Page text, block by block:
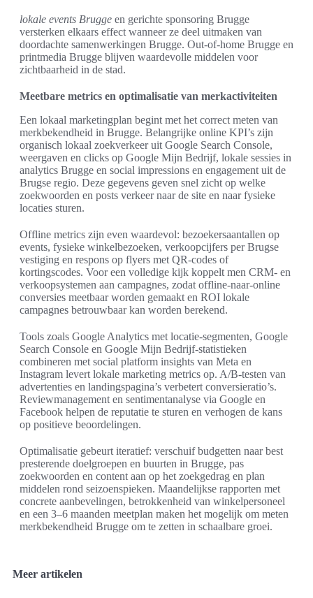
lokale events Brugge en gerichte sponsoring Brugge
versterken elkaars effect wanneer ze deel uitmaken van
doordachte samenwerkingen Brugge. Out-of-home Brugge en
printmedia Brugge blijven waardevolle middelen voor
zichtbaarheid in de stad.
Meetbare metrics en optimalisatie van merkactiviteiten
Een lokaal marketingplan begint met het correct meten van
merkbekendheid in Brugge. Belangrijke online KPI’s zijn
organisch lokaal zoekverkeer uit Google Search Console,
weergaven en clicks op Google Mijn Bedrijf, lokale sessies in
analytics Brugge en social impressions en engagement uit de
Brugse regio. Deze gegevens geven snel zicht op welke
zoekwoorden en posts verkeer naar de site en naar fysieke
locaties sturen.
Offline metrics zijn even waardevol: bezoekersaantallen op
events, fysieke winkelbezoeken, verkoopcijfers per Brugse
vestiging en respons op flyers met QR-codes of
kortingscodes. Voor een volledige kijk koppelt men CRM- en
verkoopsystemen aan campagnes, zodat offline-naar-online
conversies meetbaar worden gemaakt en ROI lokale
campagnes betrouwbaar kan worden berekend.
Tools zoals Google Analytics met locatie-segmenten, Google
Search Console en Google Mijn Bedrijf-statistieken
combineren met social platform insights van Meta en
Instagram levert lokale marketing metrics op. A/B-testen van
advertenties en landingspagina’s verbetert conversieratio’s.
Reviewmanagement en sentimentanalyse via Google en
Facebook helpen de reputatie te sturen en verhogen de kans
op positieve beoordelingen.
Optimalisatie gebeurt iteratief: verschuif budgetten naar best
presterende doelgroepen en buurten in Brugge, pas
zoekwoorden en content aan op het zoekgedrag en plan
middelen rond seizoenspieken. Maandelijkse rapporten met
concrete aanbevelingen, betrokkenheid van winkelpersoneel
en een 3–6 maanden meetplan maken het mogelijk om meten
merkbekendheid Brugge om te zetten in schaalbare groei.
Meer artikelen